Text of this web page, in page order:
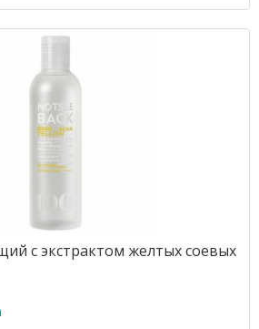
с экстрактом желтых соевых